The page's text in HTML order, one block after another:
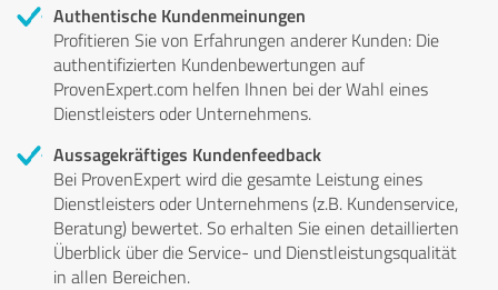
Authentische Kundenmeinungen
Profitieren Sie von Erfahrungen anderer Kunden: Die
authentifizierten Kundenbewertungen auf
ProvenExpert.com helfen Ihnen bei der Wahl eines
Dienstleisters oder Unternehmens.
Aussagekräftiges Kundenfeedback
Bei ProvenExpert wird die gesamte Leistung eines
Dienstleisters oder Unternehmens (z.B. Kundenservice,
Beratung) bewertet. So erhalten Sie einen detaillierten
Überblick über die Service- und Dienstleistungsqualität
in allen Bereichen.